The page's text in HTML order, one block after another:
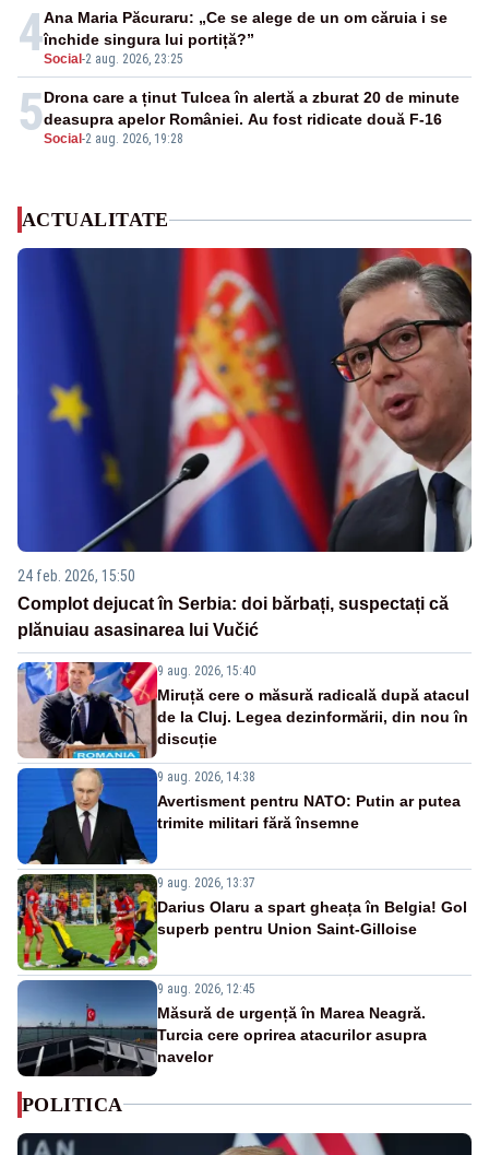
4Social -2 aug. 2026, 23:25
Ana Maria Păcuraru: „Ce se alege de un om căruia i se
închide singura lui portiță?”
5Social -2 aug. 2026, 19:28
Drona care a ținut Tulcea în alertă a zburat 20 de minute
deasupra apelor României. Au fost ridicate două F-16
ACTUALITATE
24 feb. 2026, 15:50
Complot dejucat în Serbia: doi bărbați, suspectați că
plănuiau asasinarea lui Vučić
9 aug. 2026, 15:40
Miruță cere o măsură radicală după atacul
de la Cluj. Legea dezinformării, din nou în
discuție
9 aug. 2026, 14:38
Avertisment pentru NATO: Putin ar putea
trimite militari fără însemne
9 aug. 2026, 13:37
Darius Olaru a spart gheața în Belgia! Gol
superb pentru Union Saint-Gilloise
9 aug. 2026, 12:45
Măsură de urgență în Marea Neagră.
Turcia cere oprirea atacurilor asupra
navelor
POLITICA